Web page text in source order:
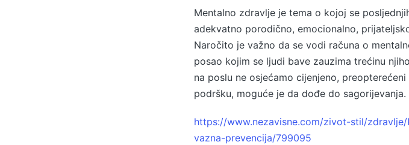
Mentalno zdravlje je tema o kojoj se
adekvatno porodično, emocionalno,
Naročito je važno da se vodi računa o
posao kojim se ljudi bave zauzima trećinu
na poslu ne osjećamo cijenjeno,
podršku, moguće je da dođe do
https://www.nezavisne.com/zivot-stil/
vazna-prevencija/799095